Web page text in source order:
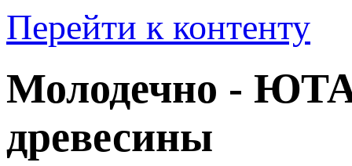
Перейти к контенту
Молодечно - ЮТА
древесины